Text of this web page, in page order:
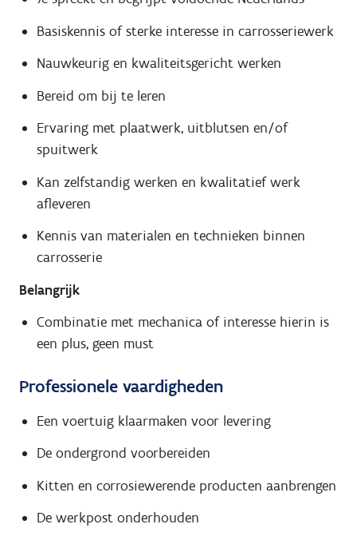
Basiskennis of sterke interesse in carrosseriewerk
Nauwkeurig en kwaliteitsgericht werken
Bereid om bij te leren
Ervaring met plaatwerk, uitblutsen en/of
spuitwerk
Kan zelfstandig werken en kwalitatief werk
afleveren
Kennis van materialen en technieken binnen
carrosserie
Belangrijk
Combinatie met mechanica of interesse hierin is
een plus, geen must
Professionele vaardigheden
Een voertuig klaarmaken voor levering
De ondergrond voorbereiden
Kitten en corrosiewerende producten aanbrengen
De werkpost onderhouden